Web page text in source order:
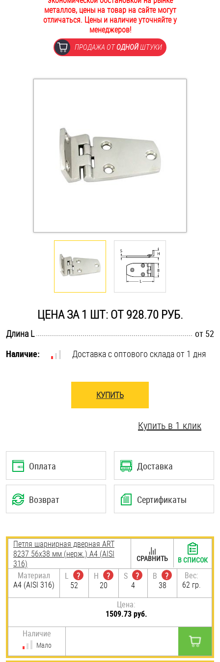
ОПЛАТА И ДОСТАВКА
Втулки
Инструмент
Крюки, кольца с метрической резьбой
Оснастка и аксессуары для яхт
Стопорные кольца
Шплинты
Штифты и пальцы
металлов, цены на товар на сайте могут
отличаться. Цены и наличие уточняйте у
менеджеров!
ПРОДАЖА ОТОДНОЙШТУКИ
ЦЕНА ЗА 1 ШТ: ОТ 928.70 РУБ.
Длина L
от 52
Наличие:
Доставка с оптового склада от 1 дня
КУПИТЬ
Купить в 1 клик
Оплата Доставка
Возврат Сертификаты
Петля шарнирная дверная ART
8237 56х38 мм (нерж.) A4 (AISI
316)
Материал
A4 (AISI 316)
L
?
52
H
?
20
S
?
4
B
?
38
Вес:
62 гр.
Цена:
1509.73 руб.
Наличие
Мало
СРАВНИТЬ В СПИСОК